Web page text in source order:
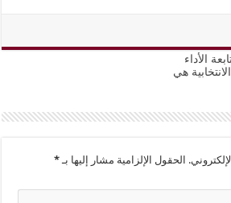
الأداء
هي
الحقول الإلزامية مشار إليها بـ*